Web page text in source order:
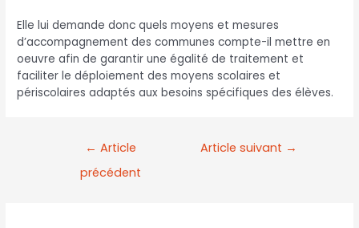
Elle lui demande donc quels moyens et mesures
d’accompagnement des communes compte-il mettre en
oeuvre afin de garantir une égalité de traitement et
faciliter le déploiement des moyens scolaires et
périscolaires adaptés aux besoins spécifiques des élèves.
← Article
précédent
Article suivant →